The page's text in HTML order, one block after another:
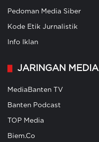
Pedoman Media Siber
Kode Etik Jurnalistik
Info Iklan
JARINGAN MEDIA
MediaBanten TV
Banten Podcast
TOP Media
Biem.Co